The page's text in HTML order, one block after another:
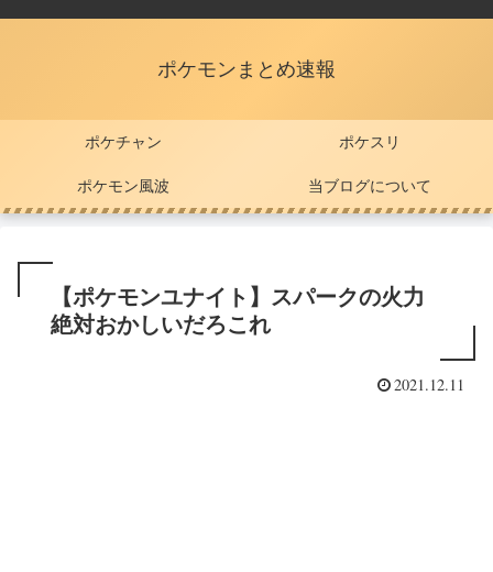
ポケモンまとめ速報
ポケチャン ポケスリ
ポケモン風波 当ブログについて
【ポケモンユナイト】スパークの火力
絶対おかしいだろこれ
2021.12.11